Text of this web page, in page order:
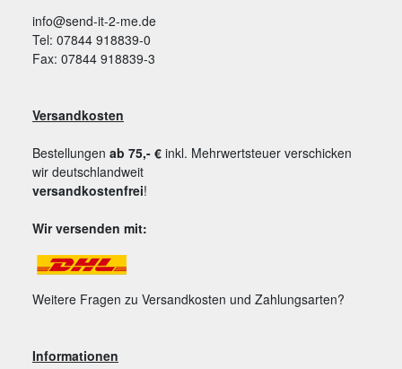
info@send-it-2-me.de
Tel: 07844 918839-0
Fax: 07844 918839-3
Versandkosten
Bestellungen ab 75,- € inkl. Mehrwertsteuer verschicken
wir deutschlandweit
versandkostenfrei!
Wir versenden mit:
Weitere Fragen zu Versandkosten und Zahlungsarten?
Informationen